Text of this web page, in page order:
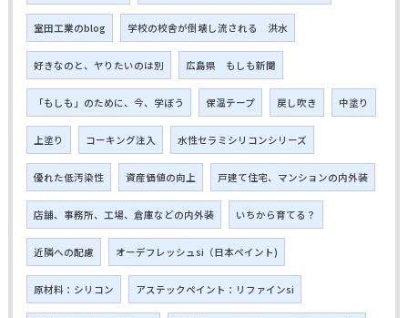
室田工業のblog 学校の校舎が倒壊し流される 洪水
好きなのと、ヤりたいのは別 広島県 もしも新聞
「もしも」のために、今、学ぼう 保温テープ 戻し吹き 中塗り
上塗り コーキング注入 水性セラミシリコンシリーズ
優れた低汚染性 資産価値の向上 戸建て住宅、マンションの内外装
店舗、事務所、工場、倉庫などの内外装 いちから育てる？
近隣への配慮 オーデフレッシュsi（日本ペイント)
原材料：シリコン アステックペイント：リファインsi